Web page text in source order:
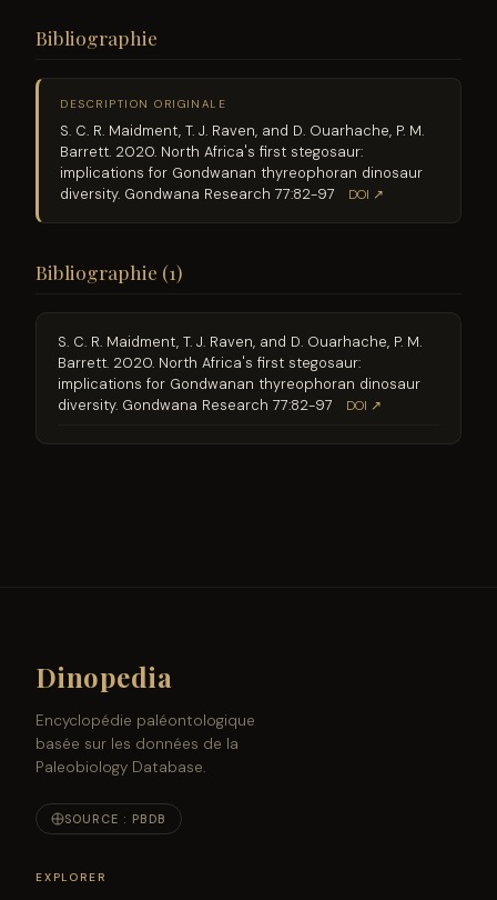
Bibliographie
DESCRIPTION ORIGINALE
S. C. R. Maidment, T. J. Raven, and D. Ouarhache, P. M.
Barrett. 2020. North Africa's first stegosaur:
implications for Gondwanan thyreophoran dinosaur
diversity. Gondwana Research 77:82-97
DOI ↗
Bibliographie (1)
S. C. R. Maidment, T. J. Raven, and D. Ouarhache, P. M.
Barrett. 2020. North Africa's first stegosaur:
implications for Gondwanan thyreophoran dinosaur
diversity. Gondwana Research 77:82-97
DOI ↗
Dinopedia
Encyclopédie paléontologique
basée sur les données de la
Paleobiology Database.
SOURCE : PBDB
EXPLORER